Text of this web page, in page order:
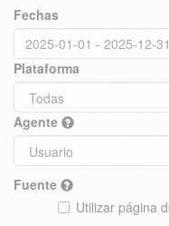
Fechas
Plataforma
Agente
Fuente
Utilizar página